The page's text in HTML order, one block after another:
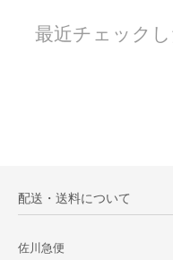
最近チェック
配送・送料について
佐川急便